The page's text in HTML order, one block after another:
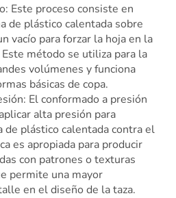
Este proceso consiste en
de plástico calentada sobre
vacío para forzar la hoja en la
método se utiliza para la
volúmenes y funciona
básicas de copa.
El conformado a presión
alta presión para
de plástico calentada contra el
es apropiada para producir
con patrones o texturas
permite una mayor
en el diseño de la taza.